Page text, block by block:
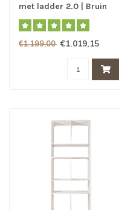
met ladder 2.0 | Bruin
€1.199,00 €1.019,15